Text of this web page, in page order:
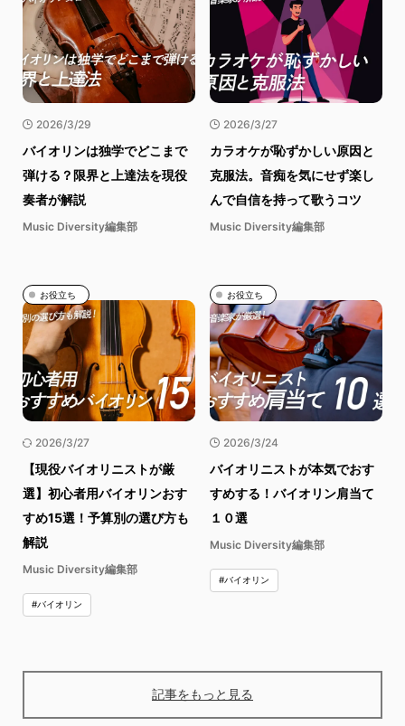
2026/3/29
バイオリンは独学でどこまで
弾ける？限界と上達法を現役
奏者が解説
Music Diversity編集部
2026/3/27
カラオケが恥ずかしい原因と
克服法。音痴を気にせず楽し
んで自信を持って歌うコツ
Music Diversity編集部
お役立ち
2026/3/27
【現役バイオリニストが厳
選】初心者用バイオリンおす
すめ15選！予算別の選び方も
解説
Music Diversity編集部
#バイオリン
お役立ち
2026/3/24
バイオリニストが本気でおす
すめする！バイオリン肩当て
１０選
Music Diversity編集部
#バイオリン
記事をもっと見る